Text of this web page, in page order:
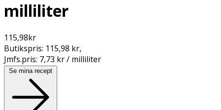
milliliter
115,98kr
Butikspris: 115,98 kr,
Jmfs.pris: 7,73 kr / milliliter
Se mina recept